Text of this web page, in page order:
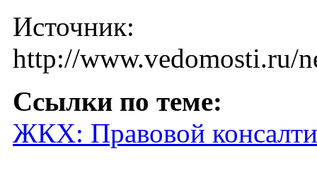
Источник:
http://www.vedomosti.ru/
Ссылки по теме:
ЖКХ: Правовой